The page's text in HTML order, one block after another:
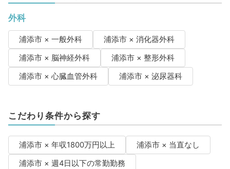
外科
浦添市 × 一般外科
浦添市 × 消化器外科
浦添市 × 脳神経外科
浦添市 × 整形外科
浦添市 × 心臓血管外科
浦添市 × 泌尿器科
こだわり条件から探す
浦添市 × 年収1800万円以上
浦添市 × 当直なし
浦添市 × 週4日以下の常勤勤務